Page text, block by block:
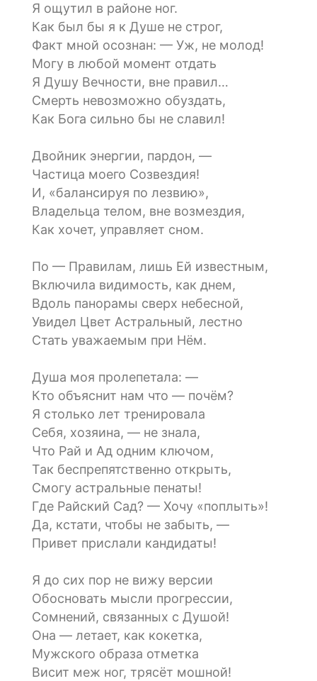
Я ощутил в районе ног.
Как был бы я к Душе не строг,
Факт мной осознан: — Уж, не молод!
Могу в любой момент отдать
Я Душу Вечности, вне правил…
Смерть невозможно обуздать,
Как Бога сильно бы не славил!
Двойник энергии, пардон, —
Частица моего Созвездия!
И, «балансируя по лезвию»,
Владельца телом, вне возмездия,
Как хочет, управляет сном.
По — Правилам, лишь Ей известным,
Включила видимость, как днем,
Вдоль панорамы сверх небесной,
Увидел Цвет Астральный, лестно
Стать уважаемым при Нём.
Душа моя пролепетала: —
Кто объяснит нам что — почём?
Я столько лет тренировала
Себя, хозяина, — не знала,
Что Рай и Ад одним ключом,
Так беспрепятственно открыть,
Смогу астральные пенаты!
Где Райский Сад? — Хочу «поплыть»!
Да, кстати, чтобы не забыть, —
Привет прислали кандидаты!
Я до сих пор не вижу версии
Обосновать мысли прогрессии,
Сомнений, связанных с Душой!
Она — летает, как кокетка,
Мужского образа отметка
Висит меж ног, трясёт мошной!